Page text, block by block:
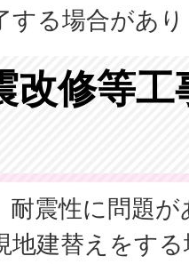
する場合があ
改修等
耐震性に問題
地建替えをす